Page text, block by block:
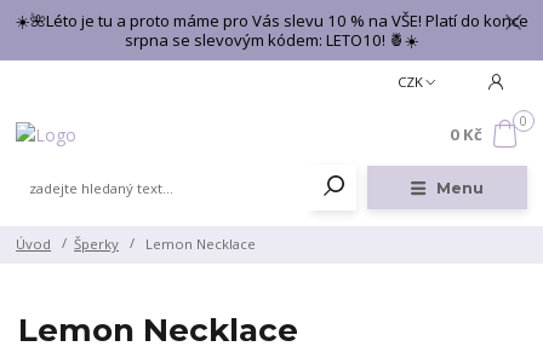
☀️🌺Léto je tu a proto máme pro Vás slevu 10 % na VŠE! Platí do konce
srpna se slevovým kódem: LETO10! 🍍☀️
Menu
CZK
0
0 Kč
Úvod Šperky Lemon Necklace
Lemon Necklace